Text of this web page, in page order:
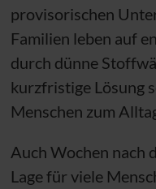
provisorischen
Familien leben auf
durch dünne
kurzfristige Lösung
Menschen zum
Auch Wochen nach
Lage für viele